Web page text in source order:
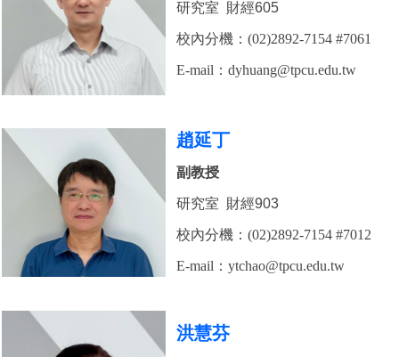
研究室 財經605
校內分機：(02)2892-7154 #7061
E-mail： dyhuang@tpcu.edu.tw
趙延丁
副教授
研究室 財經903
校內分機：(02)2892-7154 #7012
E-mail： ytchao@tpcu.edu.tw
洪慧芬